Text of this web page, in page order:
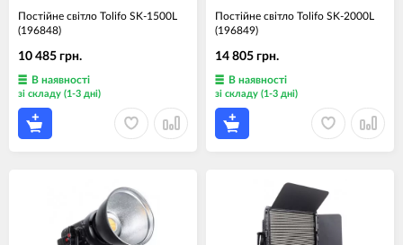
Постійне світло Tolifo SK-1500L
(196848)
10 485 грн.
В наявності
зі складу (1-3 дні)
Постійне світло Tolifo SK-2000L
(196849)
14 805 грн.
В наявності
зі складу (1-3 дні)